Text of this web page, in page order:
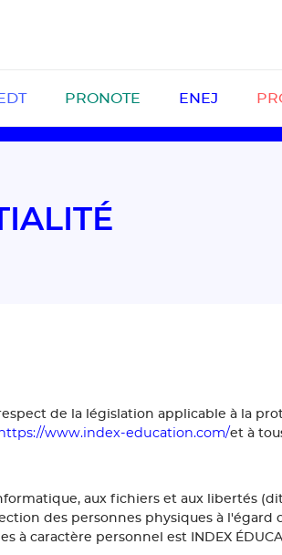
EDT PRONOTE ENEJ
respect de la législation applicable à la
www.index-education.com/et à
aux fichiers et aux libertés
des personnes physiques à
à caractère personnel est INDEX